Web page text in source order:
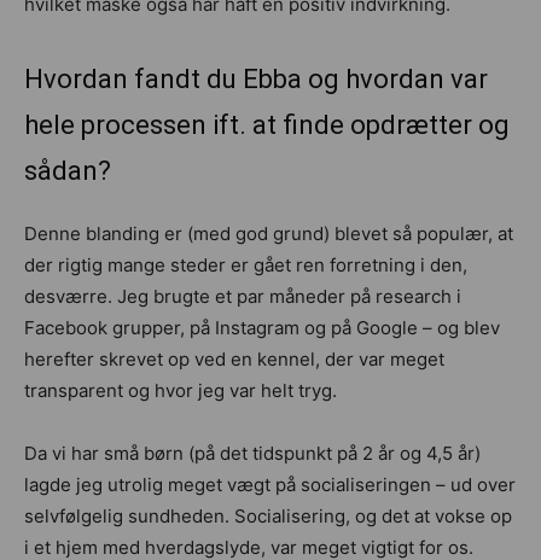
Hvordan fandt du Ebba og hvordan var
hele processen ift. at finde opdrætter og
sådan?
Denne blanding er (med god grund) blevet så populær, at
der rigtig mange steder er gået ren forretning i den,
desværre. Jeg brugte et par måneder på research i
Facebook grupper, på Instagram og på Google – og blev
herefter skrevet op ved en kennel, der var meget
transparent og hvor jeg var helt tryg.
Da vi har små børn (på det tidspunkt på 2 år og 4,5 år)
lagde jeg utrolig meget vægt på socialiseringen – ud over
selvfølgelig sundheden. Socialisering, og det at vokse op
i et hjem med hverdagslyde, var meget vigtigt for os.